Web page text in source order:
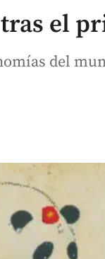
tras el
del